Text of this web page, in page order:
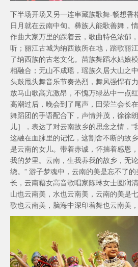
下半场开场又另一连串藏族歌舞-畅想香
日月就在云南中甸。彝族人能歌善舞，
作曲大家万里的踩着云，歌曲特色浓郁
听；丽江古城为纳西族所在地，踏歌丽
了纳西族的古老文化。苗族舞蹈水姑娘
相融合；无山不成瑶，瑶族久居大山之
头鼓甩头舞音乐节奏热烈，舞风强悍有
放马山歌高亢激昂，不愧万绿丛中一点
高潮过后，晚会到了尾声，田荣兰会长
舞蹈团的手语配合下，声情并茂，徐徐
儿］，表达了对云南故乡的思念之情，“
这融在血脉里的记忆，这割舍不断的故
是云南的女儿。带着赤诚，怀揣着感恩
我的梦里。云南，生我养我的故乡，无
绕。” 游子梦魂中，云南的美是忘不了
长，云南藉女高音歌唱家陈琳女士圆润
山也云南美，水也云南美，云南的美是
歌也云南美，脑海中深印着舞也云南美